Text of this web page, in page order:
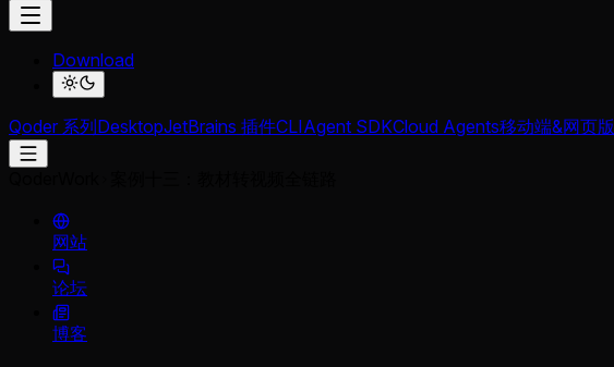
Download
Qoder 系列DesktopJetBrains 插件CLIAgent SDKCloud Agents移动端&网页版
网站
论坛
博客